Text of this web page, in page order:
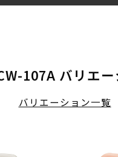
107A バリエ
バリエーション一覧